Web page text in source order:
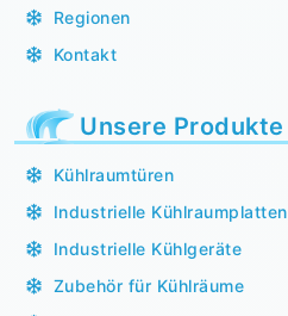
Regionen
Kontakt
Unsere Produkte
Kühlraumtüren
Industrielle Kühlraumplatten
Industrielle Kühlgeräte
Zubehör für Kühlräume